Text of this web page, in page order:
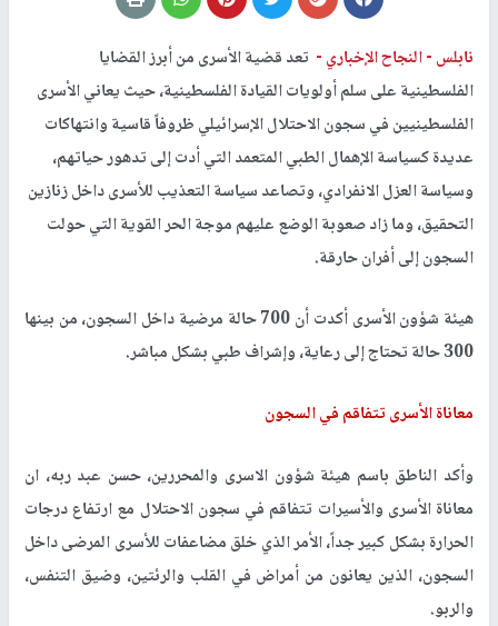
نابلس -النجاح الإخباري - تعد قضية الأسرى من أبرز القضايا
الفلسطينية على سلم أولويات القيادة الفلسطينية، حيث يعاني الأسرى
الفلسطينيين في سجون الاحتلال الإسرائيلي ظروفاً قاسية وانتهاكات
عديدة كسياسة الإهمال الطبي المتعمد التي أدت إلى تدهور حياتهم،
وسياسة العزل الانفرادي، وتصاعد سياسة التعذيب للأسرى داخل زنازين
التحقيق، وما زاد صعوبة الوضع عليهم موجة الحر القوية التي حولت
السجون إلى أفران حارقة.
هيئة شؤون الأسرى أكدت أن 700 حالة مرضية داخل السجون، من بينها
300 حالة تحتاج إلى رعاية، وإشراف طبي بشكل مباشر.
معاناة الأسرى تتفاقم في السجون
وأكد الناطق باسم هيئة شؤون الاسرى والمحررين، حسن عبد ربه، ان
معاناة الأسرى والأسيرات تتفاقم في سجون الاحتلال مع ارتفاع درجات
الحرارة بشكل كبير جداً، الأمر الذي خلق مضاعفات للأسرى المرضى داخل
السجون، الذين يعانون من أمراض في القلب والرئتين، وضيق التنفس،
والربو.